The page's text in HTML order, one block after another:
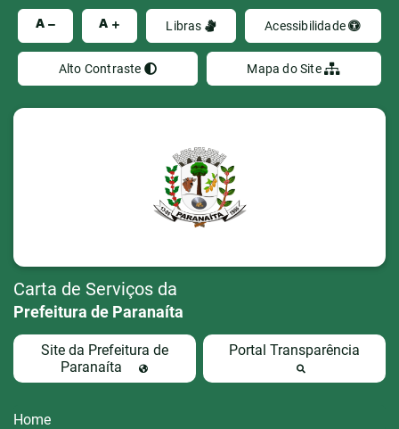
A A Libras Acessibilidade
Alto Contraste Mapa do Site
Carta de Serviços da
Prefeitura de Paranaíta
Site da Prefeitura de
Paranaíta
Portal Transparência
Home